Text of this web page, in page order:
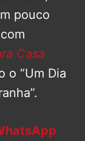
pouco
Casa
o “Um Dia